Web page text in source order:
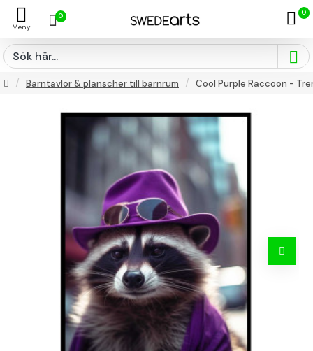
0 0
Barntavlor & planscher till barnrum Cool Purple Raccoon -